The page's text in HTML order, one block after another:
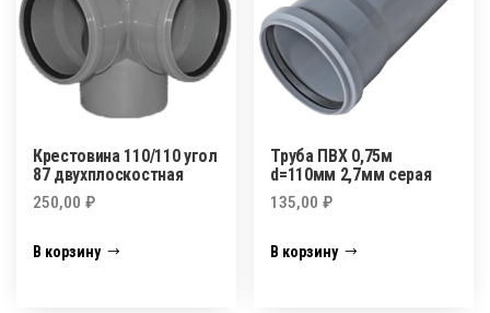
Крестовина 110/110 угол
87 двухплоскостная
250,00 ₽
В корзину
Труба ПВХ 0,75м
d=110мм 2,7мм серая
135,00₽
В корзину